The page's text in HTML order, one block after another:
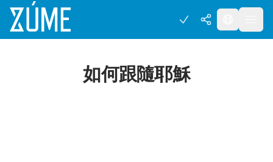
如何跟隨耶穌